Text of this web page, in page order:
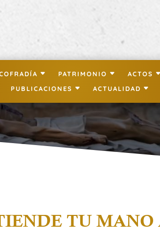
PATRIMONIO ACTOS
PUBLICACIONES ACTUALIDAD
TU MANO